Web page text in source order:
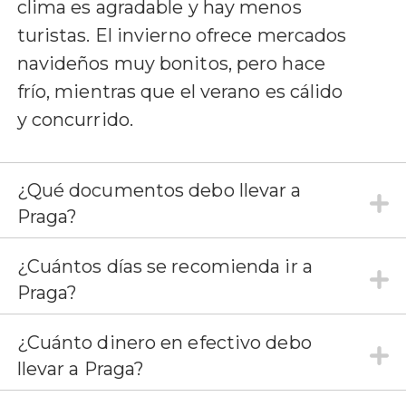
clima es agradable y hay menos
turistas. El invierno ofrece mercados
navideños muy bonitos, pero hace
frío, mientras que el verano es cálido
y concurrido.
¿Qué documentos debo llevar a
Praga?
¿Cuántos días se recomienda ir a
Praga?
¿Cuánto dinero en efectivo debo
llevar a Praga?